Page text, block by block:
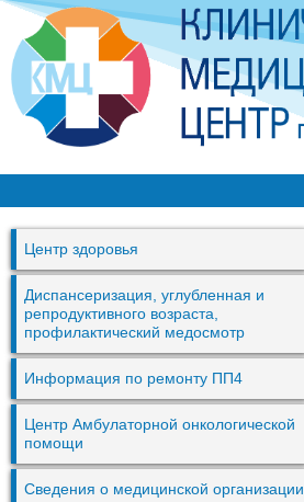
М
Ц
Ч
и
ы
Центр здоровья
Диспансеризация, углубленная и
репродуктивного возраста,
профилактический медосмотр
Информация по ремонту ПП4
Центр Амбулаторной онкологической
помощи
Сведения о медицинской организации